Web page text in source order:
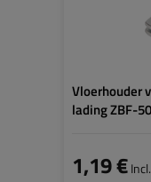
Vloerhouder
lading ZBF-
1,19 €